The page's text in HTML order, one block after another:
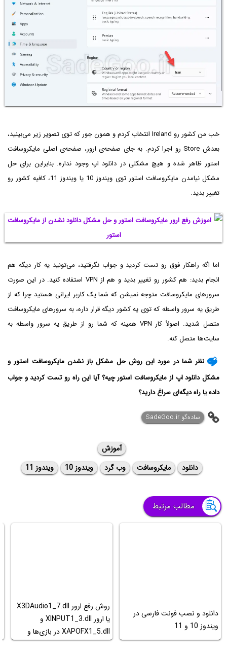
خب من کشور رو Ireland انتخاب کردم و همون جور که توی تصویر زیر می‌بینید،
بعدش Store رو اجرا کردم. به جای صفحه‌ی ارور، صفحه‌ی اصلی مایکروسافت
استور ظاهر شده و هیچ مشکلی در دانلود اپ وجود نداره. بنابراین برای حل
مشکل نیامدن مایکروسافت استور توی ویندوز 10 یا ویندوز 11، کافیه کشور رو
تغییر بدید.
اما اگه راهکار فوق رو تست کردید و جواب نگرفتید، می‌تونید یه کار دیگه هم
انجام بدید: هم کشور رو تغییر بدید و هم از VPN استفاده کنید. در این صورت
سرورهای مایکروسافت متوجه نمیشن که شما یک کاربر ایرانی هستید چرا که از
طریق یه سرور واسطه که توی یه کشور دیگه قرار داره، به سرورهای مایکروسافت
متصل شدید. اصولاً کار VPN همینه که شما رو از طریق یه سرور واسطه به
سایت‌ها متصل کنه.
نظر شما در مورد این روش حل مشکل باز نشدن مایکروسافت استور و
مشکل دانلود اپ از مایکروسافت استور چیه؟ آیا این راه رو تست کردید و جواب
داده یا راه دیگه‌ای سراغ دارید؟
ساده‌گو SadeGoo.ir
آموزش
دانلود
مایکروسافت وب گرد ویندوز 10 ویندوز 11
مطالب مرتبط
دانلود و نصب فونت فارسی در
ویندوز 10 و 11
روش رفع ارور X3DAudio1_7.dll
یا ارور XINPUT1_3.dll و
XAPOFX1_5.dll در بازی‌ها و
برنامه‌ها